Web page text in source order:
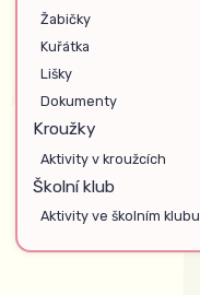
Žabičky
Kuřátka
Lišky
Dokumenty
Kroužky
Aktivity v kroužcích
Školní klub
Aktivity ve školním klubu